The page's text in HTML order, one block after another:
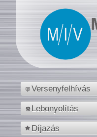
Versenyfelhívás
Lebonyolítás
Díjazás